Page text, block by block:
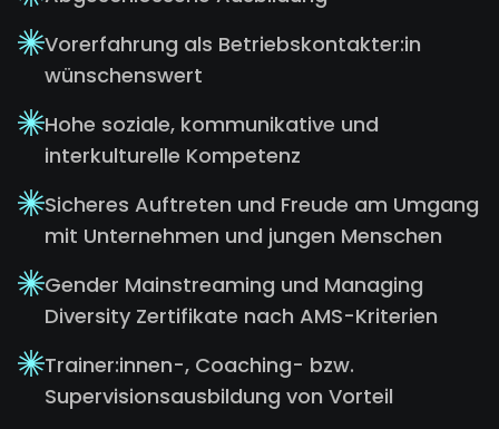
Vorerfahrung als Betriebskontakter:in
wünschenswert
Hohe soziale, kommunikative und
interkulturelle Kompetenz
Sicheres Auftreten und Freude am Umgang
mit Unternehmen und jungen Menschen
Gender Mainstreaming und Managing
Diversity Zertifikate nach AMS-Kriterien
Trainer:innen-, Coaching- bzw.
Supervisionsausbildung von Vorteil